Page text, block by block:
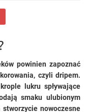
dodają smak
powinien zapoznać
czyli dripem.
lukru spływające
smaku ulubionym
nowoczesne